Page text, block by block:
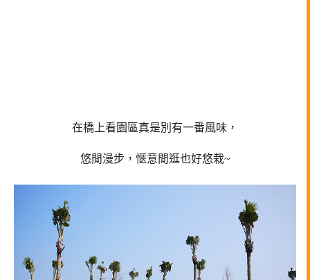
在橋上看園區真是別有一番風味，
悠閒漫步，愜意閒逛也好悠栽~